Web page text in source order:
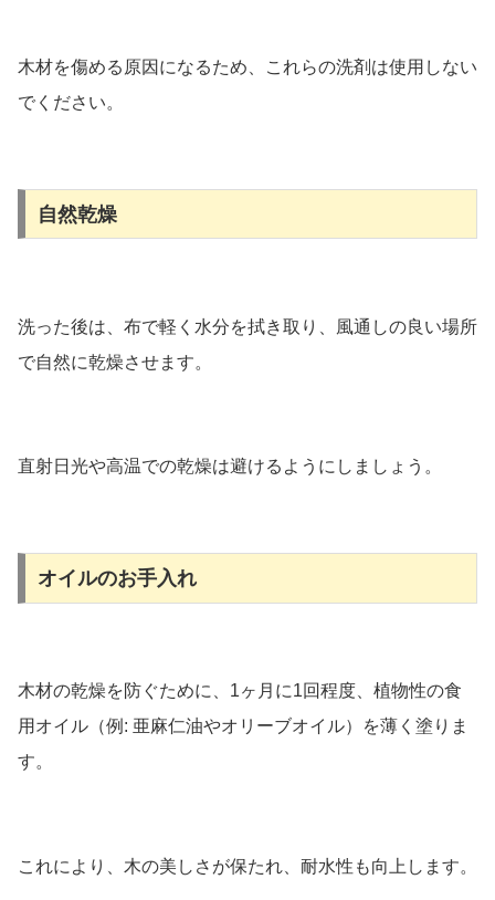
木材を傷める原因になるため、これらの洗剤は使用しない
でください。
自然乾燥
洗った後は、布で軽く水分を拭き取り、風通しの良い場所
で自然に乾燥させます。
直射日光や高温での乾燥は避けるようにしましょう。
オイルのお手入れ
木材の乾燥を防ぐために、1ヶ月に1回程度、植物性の食
用オイル（例: 亜麻仁油やオリーブオイル）を薄く塗りま
す。
これにより、木の美しさが保たれ、耐水性も向上します。